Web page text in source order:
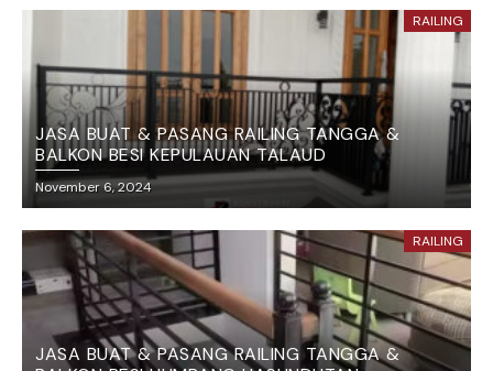
RAILING
JASA BUAT & PASANG RAILING TANGGA &
BALKON BESI KEPULAUAN TALAUD
November 6, 2024
RAILING
JASA BUAT & PASANG RAILING TANGGA &